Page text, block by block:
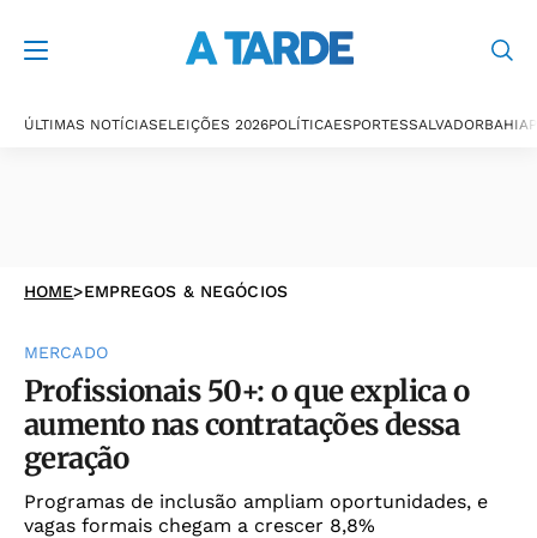
ÚLTIMAS NOTÍCIASELEIÇÕES 2026POLÍTICAESPORTESSALVADORBAHIA
HOME>EMPREGOS & NEGÓCIOS
MERCADO
Profissionais 50+: o que explica o
aumento nas contratações dessa
geração
Programas de inclusão ampliam oportunidades, e
vagas formais chegam a crescer 8,8%